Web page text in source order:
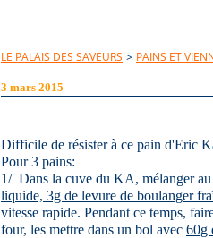
LE PALAIS DES SAVEURS > PAINS ET
3 mars 2015
Difficile de résister à ce pain d'Eric
Pour 3 pains:
1/ Dans la cuve du KA, mélanger
liquide, 3g de levure de boulanger
vitesse rapide. Pendant ce temps,
four, les mettre dans un bol avec 60g